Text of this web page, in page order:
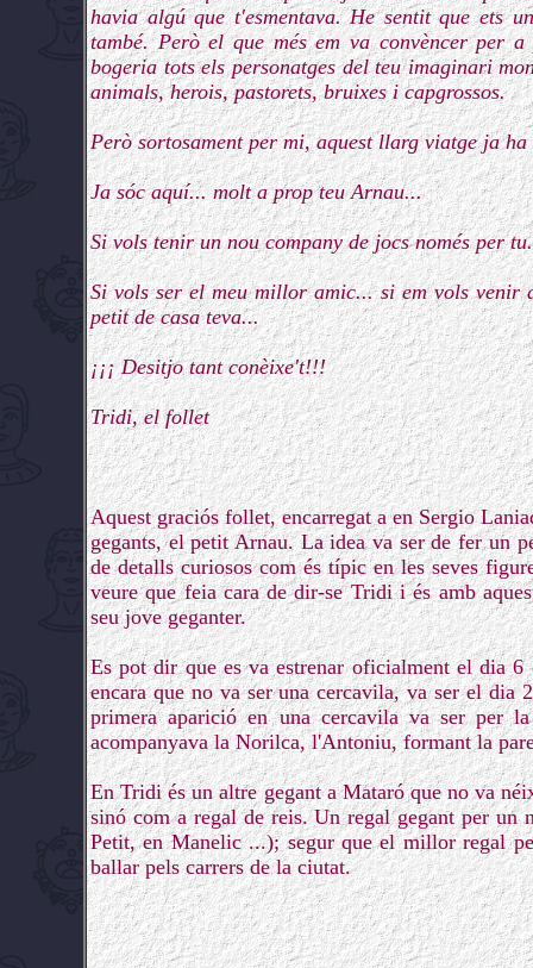
havia algú que t'esmentava. He sentit que ets
també. Però el que més em va convèncer per
bogeria tots els personatges del teu imaginari
animals, herois, pastorets, bruixes i capgrossos.
Però sortosament per mi, aquest llarg viatge ja ha
Ja sóc aquí... molt a prop teu Arnau...
Si vols tenir un nou company de jocs només per
Si vols ser el meu millor amic... si em vols
petit de casa teva...
¡¡¡ Desitjo tant conèixe't!!!
Tridi, el follet
Aquest graciós follet, encarregat a en Sergio
gegants, el petit Arnau. La idea va ser de fer un
de detalls curiosos com és típic en les seves
veure que feia cara de dir-se Tridi i és amb
seu jove geganter.
Es pot dir que es va estrenar oficialment el dia
encara que no va ser una cercavila, va ser el dia
primera aparició en una cercavila va ser per
acompanyava la Norilca, l'Antoniu, formant la
En Tridi és un altre gegant a Mataró que no va
sinó com a regal de reis. Un regal gegant per un
Petit, en Manelic ...); segur que el millor regal
ballar pels carrers de la ciutat.